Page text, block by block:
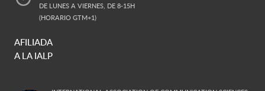
DE LUNES A VIERNES, DE 8-15H
(HORARIO GTM+1)
AFILIADA
A LA IALP